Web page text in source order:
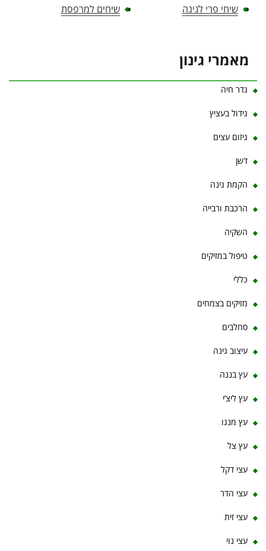
שיחי פרי לגינה
שיחים למרפסת
מאמרי גינון
גדר חיה
גידול בעציץ
גיזום עצים
דשן
הקמת גינה
הרכבת ורבייה
השקיה
טיפול במזיקים
כללי
מזיקים בצמחים
סחלבים
עיצוב גינה
עץ בננה
עץ ליצ’י
עץ מנגו
עץ צל
עצי דקל
עצי הדר
עצי זית
עצי נוי